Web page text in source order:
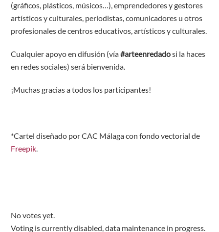
(gráficos, plásticos, músicos…), emprendedores y gestores
artísticos y culturales, periodistas, comunicadores u otros
profesionales de centros educativos, artísticos y culturales.
Cualquier apoyo en difusión (vía#arteenredadosi la haces
en redes sociales) será bienvenida.
¡Muchas gracias a todos los participantes!
*Cartel diseñado por CAC Málaga con fondo vectorial de
Freepik
No votes yet.
Voting is currently disabled, data maintenance in progress.